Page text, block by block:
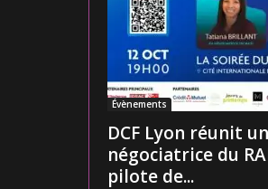
Évènements
DCF Lyon réunit
négociatrice du
pilote de...